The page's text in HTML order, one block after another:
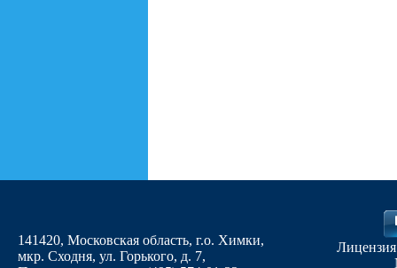
141420, Московская область, г.о. Химки,
мкр. Сходня, ул. Горького, д. 7,